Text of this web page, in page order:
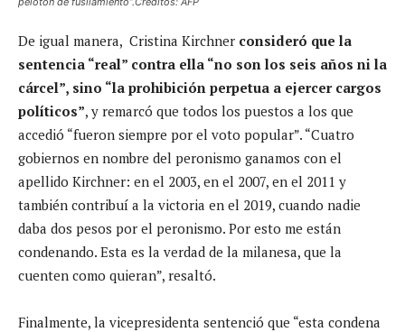
De igual manera, Cristina Kirchner consideró que la
sentencia “real” contra ella “no son los seis años ni la
cárcel”, sino “la prohibición perpetua a ejercer cargos
políticos”, y remarcó que todos los puestos a los que
accedió “fueron siempre por el voto popular”. “Cuatro
gobiernos en nombre del peronismo ganamos con el
apellido Kirchner: en el 2003, en el 2007, en el 2011 y
también contribuí a la victoria en el 2019, cuando nadie
daba dos pesos por el peronismo. Por esto me están
condenando. Esta es la verdad de la milanesa, que la
cuenten como quieran”, resaltó.
Finalmente, la vicepresidenta sentenció que “esta condena